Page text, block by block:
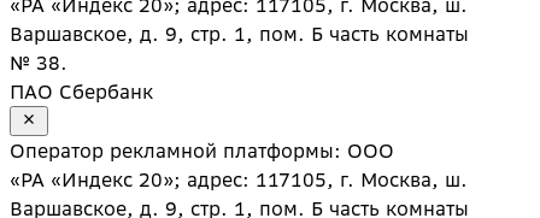
«РА «Индекс 20»; адрес: 117105, г. Москва, ш.
Варшавское, д. 9, стр. 1, пом. Б часть комнаты
№ 38.
ПАО Сбербанк
Оператор рекламной платформы: ООО
«РА «Индекс 20»; адрес: 117105, г. Москва, ш.
Варшавское, д. 9, стр. 1, пом. Б часть комнаты